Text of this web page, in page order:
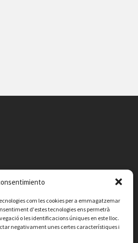
com les cookies per a emmagatzemar
d'estes tecnologies ens permetrà
o les identificacions úniques en este lloc.
negativament unes certes característiques i